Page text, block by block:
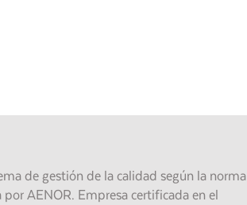
de gestión de la calidad según la norma
AENOR. Empresa certificada en el